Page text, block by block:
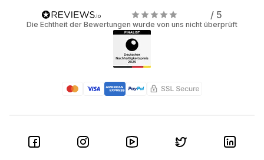
/ 5
Die Echtheit der Bewertungen wurde von uns nicht überprüft